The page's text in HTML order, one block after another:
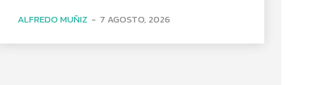
ALFREDO MUÑIZ - 7 AGOSTO, 2026